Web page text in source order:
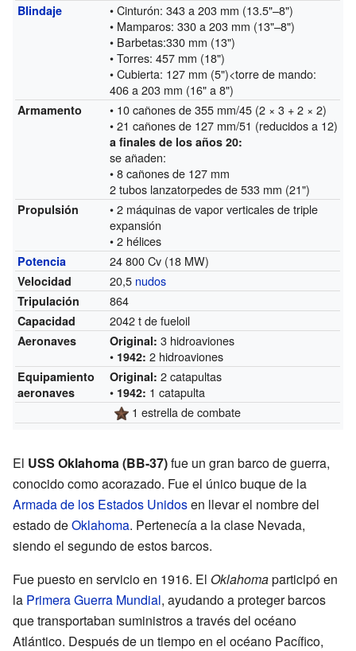
Blindaje
• Cinturón: 343 a 203 mm (13.5"–8")
• Mamparos: 330 a 203 mm (13"–8")
• Barbetas:330 mm (13")
• Torres: 457 mm (18")
• Cubierta: 127 mm (5")<torre de mando:
406 a 203 mm (16" a 8")
Armamento
• 10 cañones de 355 mm/45 (2 × 3 + 2 × 2)
• 21 cañones de 127 mm/51 (reducidos a 12)
a finales de los años 20:
se añaden:
• 8 cañones de 127 mm
2 tubos lanzatorpedes de 533 mm (21")
Propulsión
• 2 máquinas de vapor verticales de triple
expansión
• 2 hélices
Potencia 24 800 Cv (18 MW)
Velocidad 20,5 nudos
Tripulación 864
Capacidad 2042 t de fueloil
Aeronaves Original: 3 hidroaviones
• 1942: 2 hidroaviones
Equipamiento
aeronaves
Original: 2 catapultas
• 1942: 1 catapulta
1 estrella de combate
El USS Oklahoma (BB-37)fue un gran barco de guerra,
conocido como acorazado. Fue el único buque de la
Armada de los Estados Unidosen llevar el nombre del
estado deOklahoma. Pertenecía a la clase Nevada,
siendo el segundo de estos barcos.
Fue puesto en servicio en 1916. El Oklahomaparticipó en
la Primera Guerra Mundial, ayudando a proteger barcos
que transportaban suministros a través del océano
Atlántico. Después de un tiempo en el océano Pacífico,